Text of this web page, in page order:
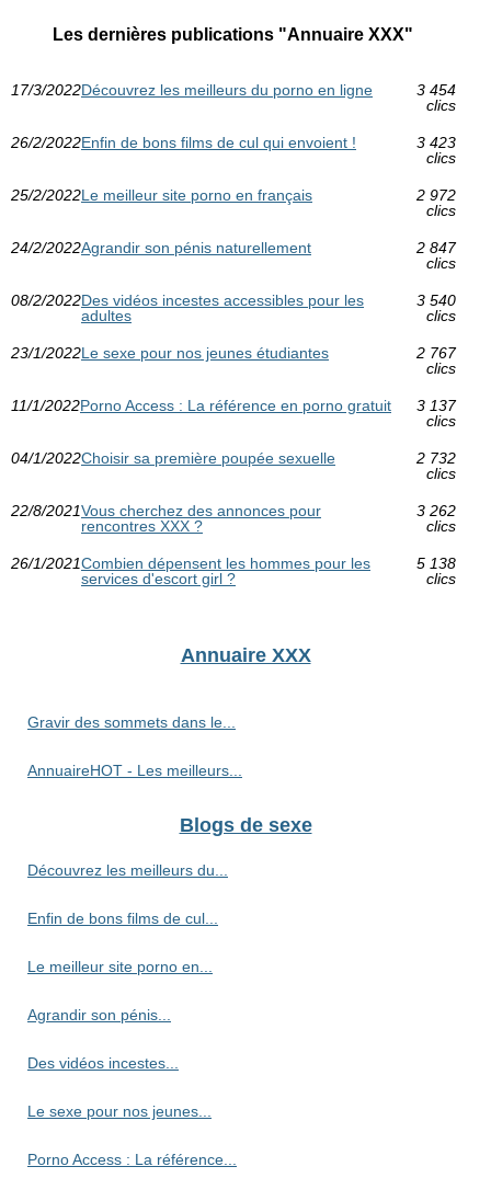
Les dernières publications "Annuaire XXX"
17/3/2022Découvrez les meilleurs du porno en ligne
3 454
clics
26/2/2022Enfin de bons films de cul qui envoient !
3 423
clics
25/2/2022Le meilleur site porno en français
2 972
clics
24/2/2022Agrandir son pénis naturellement
2 847
clics
08/2/2022Des vidéos incestes accessibles pour les
adultes
3 540
clics
23/1/2022Le sexe pour nos jeunes étudiantes
2 767
clics
11/1/2022Porno Access : La référence en porno gratuit
3 137
clics
04/1/2022Choisir sa première poupée sexuelle
2 732
clics
22/8/2021Vous cherchez des annonces pour
rencontres XXX ?
3 262
clics
26/1/2021Combien dépensent les hommes pour les
services d'escort girl ?
5 138
clics
Annuaire XXX
Gravir des sommets dans le...
AnnuaireHOT - Les meilleurs...
Blogs de sexe
Découvrez les meilleurs du...
Enfin de bons films de cul...
Le meilleur site porno en...
Agrandir son pénis...
Des vidéos incestes...
Le sexe pour nos jeunes...
Porno Access : La référence...